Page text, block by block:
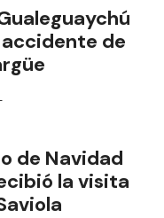
de
de Navidad
la visita